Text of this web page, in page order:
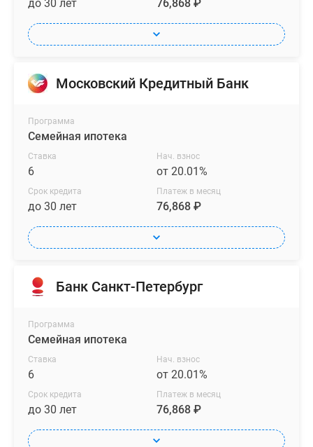
до 30 лет 76,868 ₽
Московский Кредитный Банк
Программа
Семейная ипотека
Ставка
6
Нач. взнос
от 20.01%
Срок кредита
до 30 лет
Платеж в месяц
76,868 ₽
Банк Санкт-Петербург
Программа
Семейная ипотека
Ставка
6
Нач. взнос
от 20.01%
Срок кредита
до 30 лет
Платеж в месяц
76,868 ₽